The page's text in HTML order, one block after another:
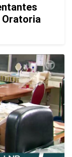
Oratoria